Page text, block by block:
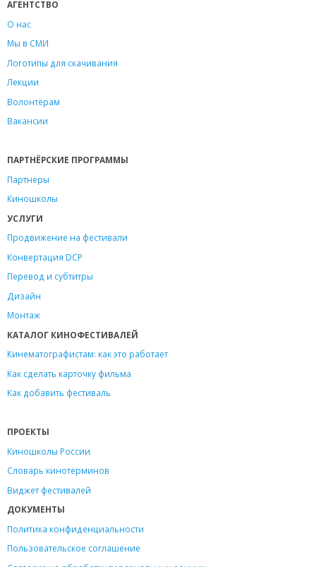
АГЕНТСТВО
О нас
Мы в СМИ
Логотипы для скачивания
Лекции
Волонтёрам
Вакансии
ПАРТНЁРСКИЕ ПРОГРАММЫ
Партнеры
Киношколы
УСЛУГИ
Продвижение на фестивали
Конвертация DCP
Перевод и субтитры
Дизайн
Монтаж
КАТАЛОГ КИНОФЕСТИВАЛЕЙ
Кинематографистам: как это работает
Как сделать карточку фильма
Как добавить фестиваль
ПРОЕКТЫ
Киношколы России
Словарь кинотерминов
Виджет фестивалей
ДОКУМЕНТЫ
Политика конфиденциальности
Пользовательское соглашение